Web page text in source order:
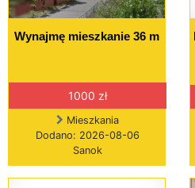
Wynajmę mieszkanie 36 m
1000 zł
Mieszkania
Dodano: 2026-08-06
Sanok